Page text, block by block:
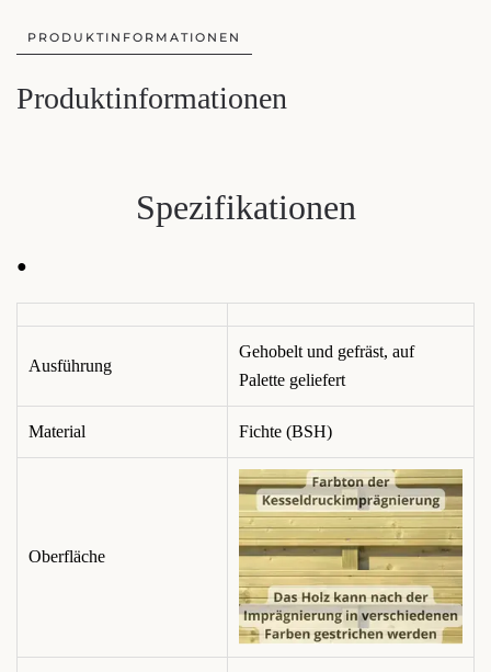
PRODUKTINFORMATIONEN
Produktinformationen
Spezifikationen
●
Ausführung
Gehobelt und gefräst, auf
Palette geliefert
Material Fichte (BSH)
Oberfläche